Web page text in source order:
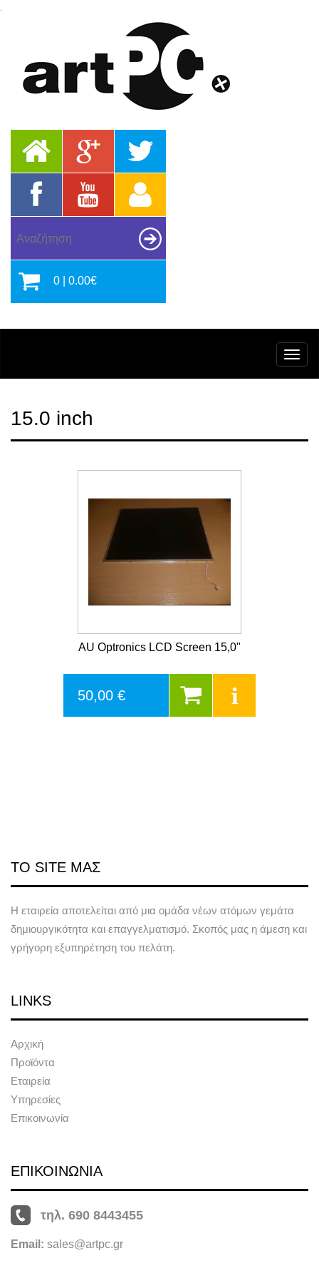
0 | 0.00€
15.0 inch
AU Optronics LCD Screen 15,0"
50,00 €
ΤΟ SITE ΜΑΣ
Η εταιρεία αποτελείται από μια ομάδα νέων ατόμων γεμάτα
δημιουργικότητα και επαγγελματισμό. Σκοπός μας η άμεση και
γρήγορη εξυπηρέτηση του πελάτη.
LINKS
Αρχική
Προϊόντα
Εταιρεία
Υπηρεσίες
Επικοινωνία
ΕΠΙΚΟΙΝΩΝΙΑ
τηλ. 690 8443455
Email: sales@artpc.gr